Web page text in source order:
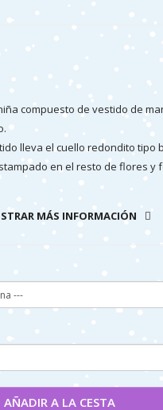
compuesto de vestido de
lleva el cuello redondito tipo
en el resto de flores y
tejido suave de algodón.
es muy versátil debido a las
para el otoño o invierno.
enteramente en España.
MÁS INFORMACIÓN
AÑADIR A LA CESTA